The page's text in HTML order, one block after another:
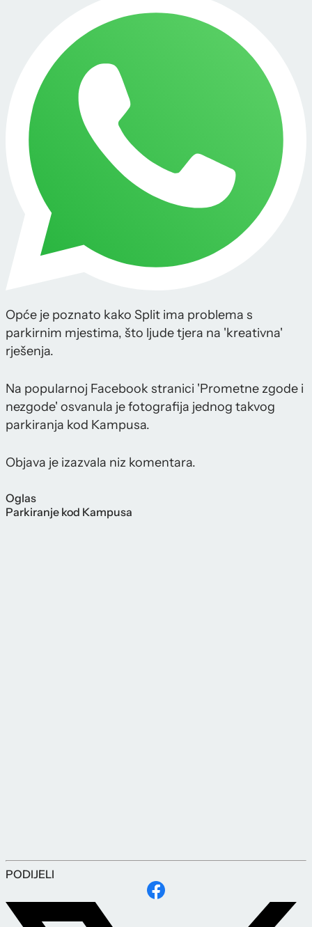
Opće je poznato kako Split ima problema s
parkirnim mjestima, što ljude tjera na 'kreativna'
rješenja.
Na popularnoj Facebook stranici 'Prometne zgode i
nezgode' osvanula je fotografija jednog takvog
parkiranja kod Kampusa.
Objava je izazvala niz komentara.
Oglas
Parkiranje kod Kampusa
PODIJELI